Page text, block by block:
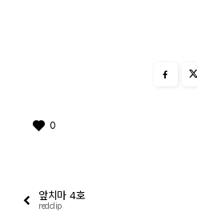
미싱 자유게시판
0
앞치마 4호
redclip